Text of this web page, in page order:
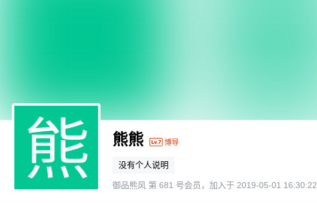
熊熊 博导
没有个人说明
御品熊风 第 681 号会员，加入于 2019-05-01 16:30:22